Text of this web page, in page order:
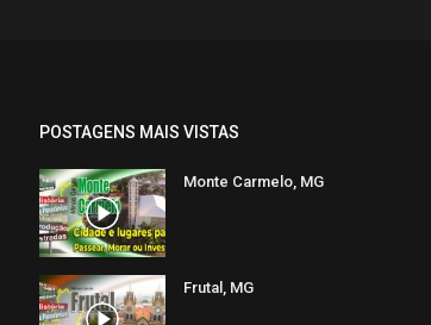
POSTAGENS MAIS VISTAS
Monte Carmelo, MG
Frutal, MG